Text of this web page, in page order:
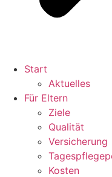
Start
Aktuelles
Für Eltern
Ziele
Qualität
Versicherung
Kosten